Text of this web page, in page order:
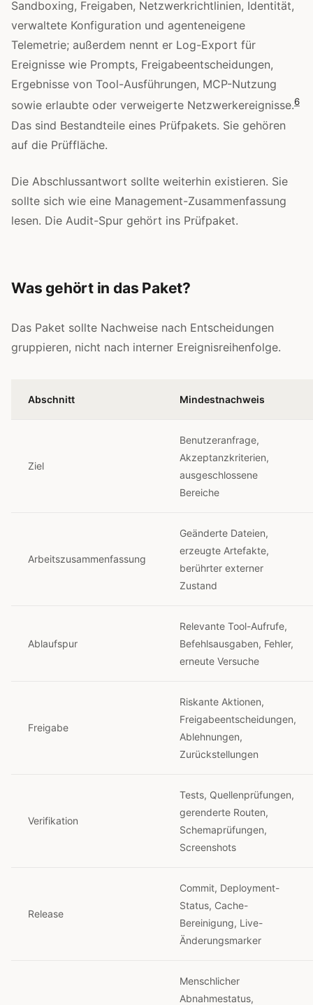
Sandboxing, Freigaben, Netzwerkrichtlinien, Identität,
verwaltete Konfiguration und agenteneigene
Telemetrie; außerdem nennt er Log-Export für
Ereignisse wie Prompts, Freigabeentscheidungen,
Ergebnisse von Tool-Ausführungen, MCP-Nutzung
sowie erlaubte oder verweigerte Netzwerkereignisse.6
Das sind Bestandteile eines Prüfpakets. Sie gehören
auf die Prüffläche.
Die Abschlussantwort sollte weiterhin existieren. Sie
sollte sich wie eine Management-Zusammenfassung
lesen. Die Audit-Spur gehört ins Prüfpaket.
Was gehört in das Paket?
Das Paket sollte Nachweise nach Entscheidungen
gruppieren, nicht nach interner Ereignisreihenfolge.
Abschnitt Mindestnachweis
Ziel
Benutzeranfrage,
Akzeptanzkriterien,
ausgeschlossene
Bereiche
Arbeitszusammenfassung
Geänderte Dateien,
erzeugte Artefakte,
berührter externer
Zustand
Ablaufspur
Relevante Tool-Aufrufe,
Befehlsausgaben, Fehler,
erneute Versuche
Freigabe
Riskante Aktionen,
Freigabeentscheidungen,
Ablehnungen,
Zurückstellungen
Verifikation
Tests, Quellenprüfungen,
gerenderte Routen,
Schemaprüfungen,
Screenshots
Release
Commit, Deployment-
Status, Cache-
Bereinigung, Live-
Änderungsmarker
Menschlicher
Abnahmestatus,